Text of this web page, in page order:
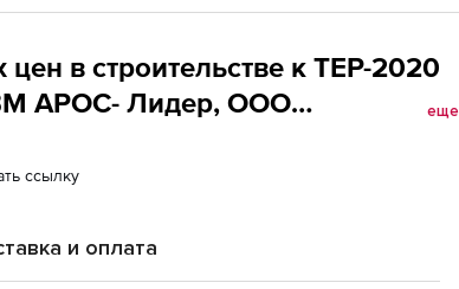
в строительстве к ТЕР-2020
АРОС- Лидер, ООО
Чукотский АО 2-е и
еще
ссылку
и оплата